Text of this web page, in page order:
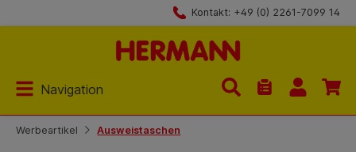
Kontakt: +49 (0) 2261-7099 14
Navigation
Du hast 0
Werbeartikel Ausweistaschen